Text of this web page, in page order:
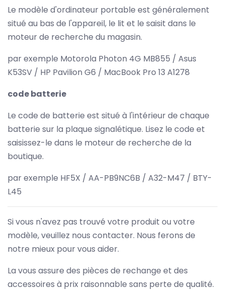
Le modèle d'ordinateur portable est généralement
situé au bas de l'appareil, le lit et le saisit dans le
moteur de recherche du magasin.
par exemple Motorola Photon 4G MB855 / Asus
K53SV / HP Pavilion G6 / MacBook Pro 13 A1278
code batterie
Le code de batterie est situé à l'intérieur de chaque
batterie sur la plaque signalétique. Lisez le code et
saisissez-le dans le moteur de recherche de la
boutique.
par exemple HF5X / AA-PB9NC6B / A32-M47 / BTY-
L45
Si vous n'avez pas trouvé votre produit ou votre
modèle, veuillez nous contacter. Nous ferons de
notre mieux pour vous aider.
La vous assure des pièces de rechange et des
accessoires à prix raisonnable sans perte de qualité.